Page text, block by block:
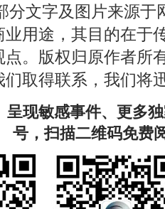
分文字及图片来源
业用途，其目的在于
。版权归原作者所
取得联系，我们将
呈现敏感事件、更多
号，扫描二维码免费